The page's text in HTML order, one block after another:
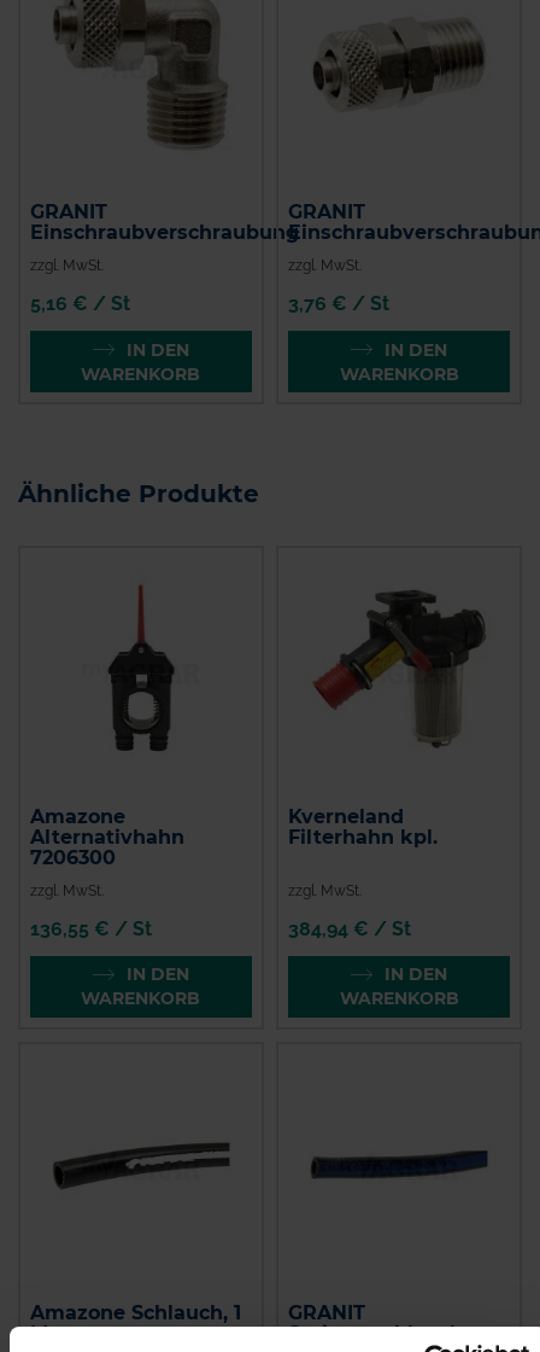
GRANIT
Einschraubverschraubung
zzgl. MwSt.
5,16 € / St
IN DEN
WARENKORB
GRANIT
zzgl. MwSt.
3,76 € / St
IN DEN
WARENKORB
Ähnliche Produkte
Amazone
Alternativhahn
7206300
zzgl. MwSt.
136,55 € / St
IN DEN
WARENKORB
Kverneland
Filterhahn kpl.
zzgl. MwSt.
384,94 € / St
IN DEN
WARENKORB
Amazone Schlauch, 1
Meter
GRANIT
Spritzenschlauch